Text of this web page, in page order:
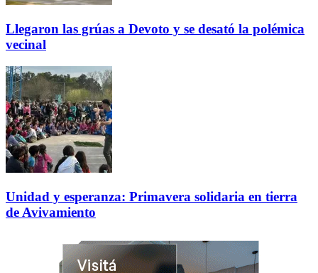
Llegaron las grúas a Devoto y se desató la polémica
vecinal
Unidad y esperanza: Primavera solidaria en tierra
de Avivamiento